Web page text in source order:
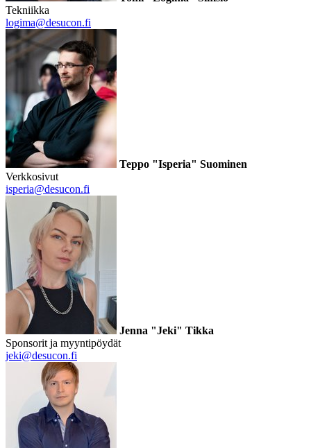
Tekniikka
logima@desucon.fi
Teppo "Isperia" Suominen
Verkkosivut
isperia@desucon.fi
Jenna "Jeki" Tikka
Sponsorit ja myyntipöydät
jeki@desucon.fi